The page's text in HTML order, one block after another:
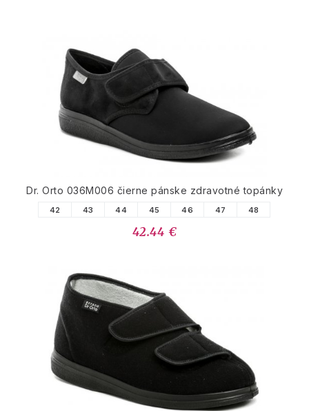
Dr. Orto 036M006 čierne pánske zdravotné topánky
42 43 44 45 46 47 48
42.44 €